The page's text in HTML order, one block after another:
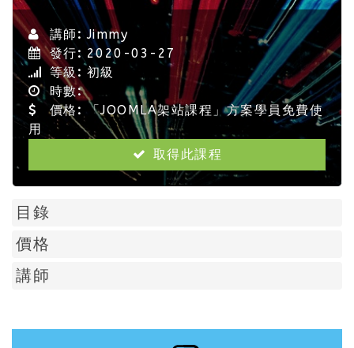
講師: Jimmy
發行: 2020-03-27
等級: 初級
時數:
價格: 「JOOMLA架站課程」方案學員免費使
用
取得此課程
目錄
價格
講師